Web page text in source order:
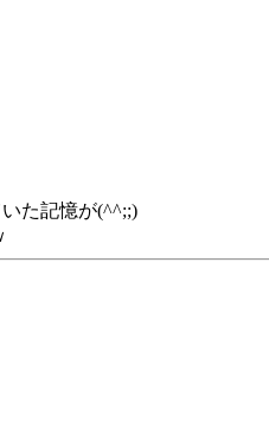
た記憶が(^^;;)